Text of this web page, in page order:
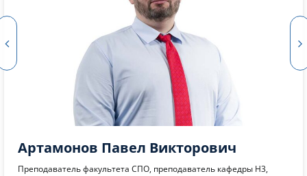
Логвинова Анастасия Андреевна
Преподаватель факультета СПО, преподаватель кафедры Н3